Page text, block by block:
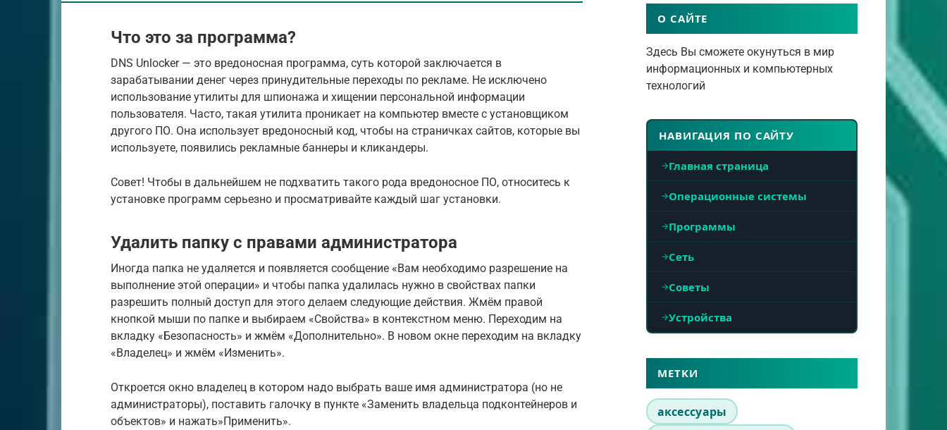
Что это за программа?
DNS Unlocker — это вредоносная программа, суть которой заключается в
зарабатывании денег через принудительные переходы по рекламе. Не исключено
использование утилиты для шпионажа и хищении персональной информации
пользователя. Часто, такая утилита проникает на компьютер вместе с установщиком
другого ПО. Она использует вредоносный код, чтобы на страничках сайтов, которые вы
используете, появились рекламные баннеры и кликандеры.
Совет! Чтобы в дальнейшем не подхватить такого рода вредоносное ПО, относитесь к
установке программ серьезно и просматривайте каждый шаг установки.
Удалить папку с правами администратора
Иногда папка не удаляется и появляется сообщение «Вам необходимо разрешение на
выполнение этой операции» и чтобы папка удалилась нужно в свойствах папки
разрешить полный доступ для этого делаем следующие действия. Жмём правой
кнопкой мыши по папке и выбираем «Свойства» в контекстном меню. Переходим на
вкладку «Безопасность» и жмём «Дополнительно». В новом окне переходим на вкладку
«Владелец» и жмём «Изменить».
Откроется окно владелец в котором надо выбрать ваше имя администратора (но не
администраторы), поставить галочку в пункте «Заменить владельца подконтейнеров и
объектов» и нажать»Применить».
О САЙТЕ
Здесь Вы сможете окунуться в мир
информационных и компьютерных
технологий
НАВИГАЦИЯ ПО САЙТУ
Главная страница
Операционные системы
Программы
Сеть
Советы
Устройства
МЕТКИ
аксессуары